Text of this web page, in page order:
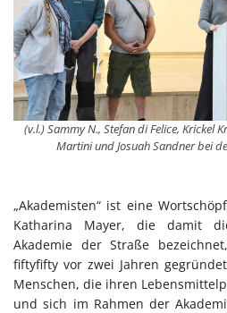
(v.l.) Sammy N., Stefan di Felice, Krickel
Martini und Josuah Sandner bei
„Akademisten“ ist eine
Katharina Mayer, die damit
Akademie der Straße
fiftyfifty vor zwei Jahren
Menschen, die ihren
und sich im Rahmen der